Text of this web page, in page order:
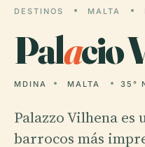
DESTINOS MALTA
Palacio
MDINA MALTA 35°
Palazzo Vilhena es
barrocos más